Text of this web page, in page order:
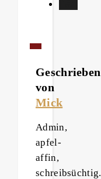
Geschrieben
von
Mick
Admin,
apfel-
affin,
schreibsüchtig.